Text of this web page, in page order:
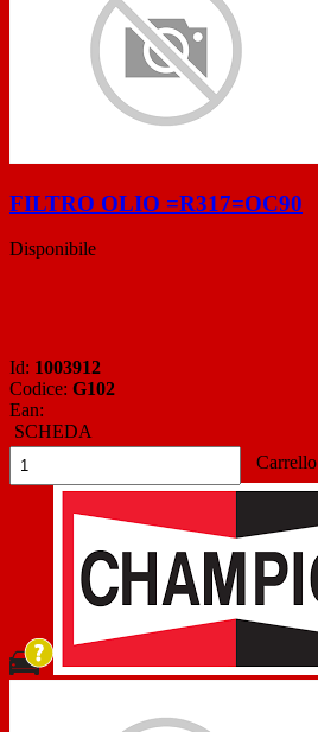
FILTRO OLIO =R317=OC90
Disponibile
Id: 1003912
Codice: G102
Ean:
SCHEDA
Carrello